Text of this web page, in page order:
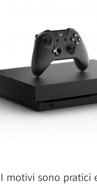
I motivi sono pratici